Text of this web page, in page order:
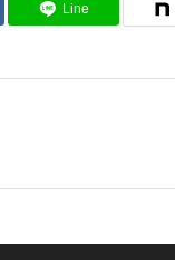
Line